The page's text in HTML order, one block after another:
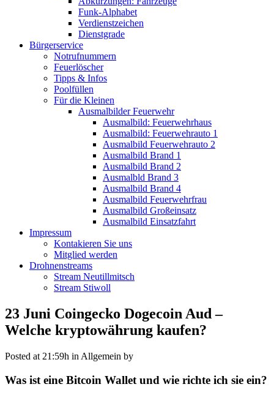
Funk-Alphabet
Verdienstzeichen
Dienstgrade
Bürgerservice
Notrufnummern
Feuerlöscher
Tipps & Infos
Poolfüllen
Für die Kleinen
Ausmalbilder Feuerwehr
Ausmalbild: Feuerwehrhaus
Ausmalbild: Feuerwehrauto 1
Ausmalbild Feuerwehrauto 2
Ausmalbild Brand 1
Ausmalbild Brand 2
Ausmalbld Brand 3
Ausmalbild Brand 4
Ausmalbild Feuerwehrfrau
Ausmalbild Großeinsatz
Ausmalbild Einsatzfahrt
Impressum
Kontakieren Sie uns
Mitglied werden
Drohnenstreams
Stream Neutillmitsch
Stream Stiwoll
23 Juni Coingecko Dogecoin Aud –
Welche kryptowährung kaufen?
Posted at 21:59h in Allgemein by
Was ist eine Bitcoin Wallet und wie richte ich sie ein?